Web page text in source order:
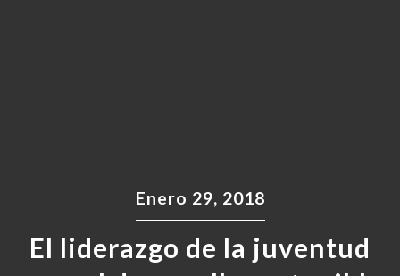
Enero 29, 2018
El liderazgo de la juventud